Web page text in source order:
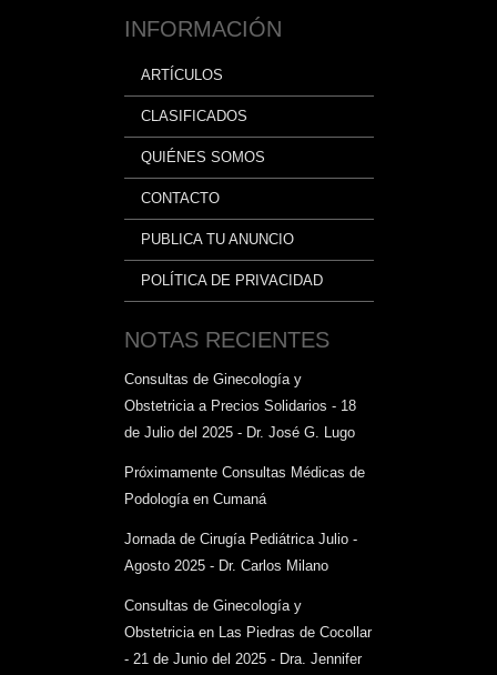
INFORMACIÓN
ARTÍCULOS
CLASIFICADOS
QUIÉNES SOMOS
CONTACTO
PUBLICA TU ANUNCIO
POLÍTICA DE PRIVACIDAD
NOTAS RECIENTES
Consultas de Ginecología y
Obstetricia a Precios Solidarios - 18
de Julio del 2025 - Dr. José G. Lugo
Próximamente Consultas Médicas de
Podología en Cumaná
Jornada de Cirugía Pediátrica Julio -
Agosto 2025 - Dr. Carlos Milano
Consultas de Ginecología y
Obstetricia en Las Piedras de Cocollar
- 21 de Junio del 2025 - Dra. Jennifer